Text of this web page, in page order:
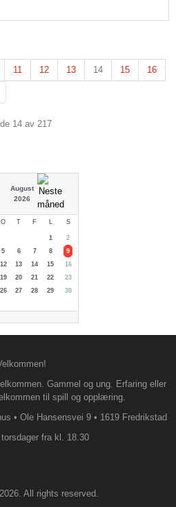
11 12 13 14 15 16
14 av 217
August
2026
O T F S
1
2
5 6 7 8
9
12 13 14 15
16
19 20 21 22
23
26 27 28 29
30
Gammel og ung. Erfaring eller
til spill og opplæring.
• Ole Hansensvei 9 • 1619 Fredrikstad
torsdager fra kl. 18.30
All rights reserved.